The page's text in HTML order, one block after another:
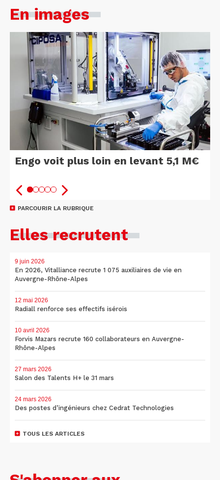
En images
Engo voit plus loin en levant 5,1 M€
PARCOURIR LA RUBRIQUE
Elles recrutent
9 juin 2026
En 2026, Vitalliance recrute 1 075 auxiliaires de vie en
Auvergne-Rhône-Alpes
12 mai 2026
Radiall renforce ses effectifs isérois
10 avril 2026
Forvis Mazars recrute 160 collaborateurs en Auvergne-
Rhône-Alpes
27 mars 2026
Salon des Talents H+ le 31 mars
24 mars 2026
Des postes d’ingénieurs chez Cedrat Technologies
TOUS LES ARTICLES